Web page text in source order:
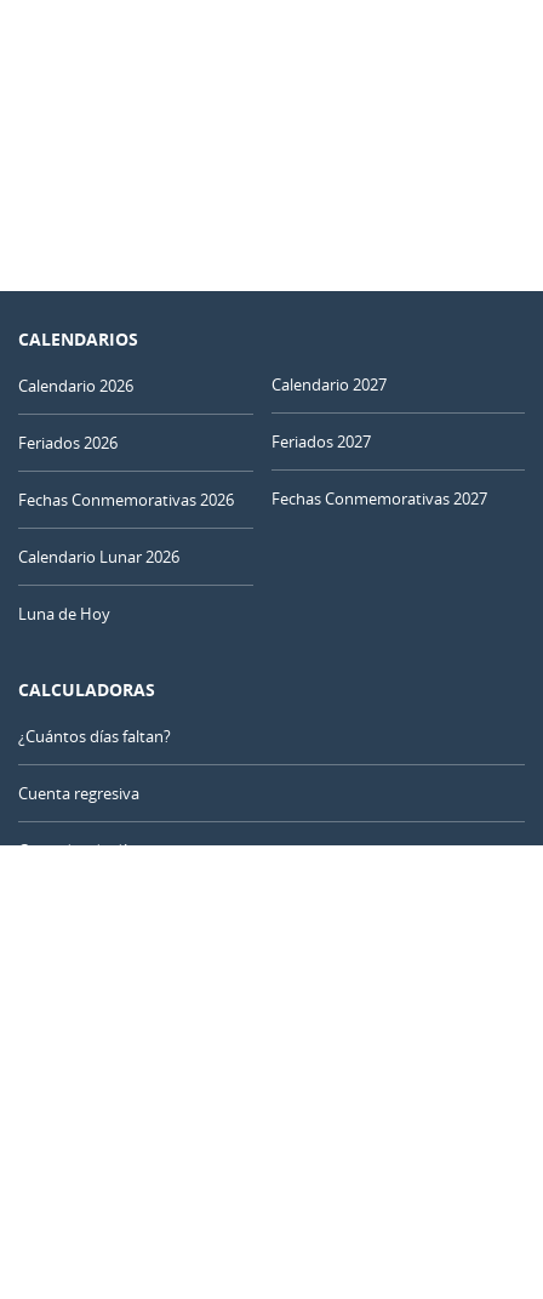
CALENDARIOS
Calendario 2026
Feriados 2026
Fechas Conmemorativas 2026
Calendario Lunar 2026
Luna de Hoy
Calendario 2027
Feriados 2027
Fechas Conmemorativas 2027
CALCULADORAS
¿Cuántos días faltan?
Cuenta regresiva
Contador de días